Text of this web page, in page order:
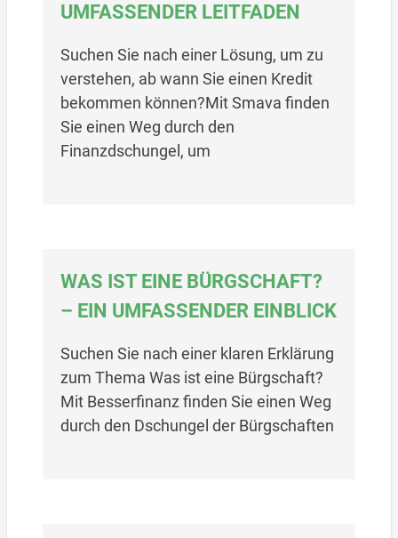
UMFASSENDER LEITFADEN
Suchen Sie nach einer Lösung, um zu
verstehen, ab wann Sie einen Kredit
bekommen können?Mit Smava finden
Sie einen Weg durch den
Finanzdschungel, um
WAS IST EINE BÜRGSCHAFT?
– EIN UMFASSENDER EINBLICK
Suchen Sie nach einer klaren Erklärung
zum Thema Was ist eine Bürgschaft?
Mit Besserfinanz finden Sie einen Weg
durch den Dschungel der Bürgschaften